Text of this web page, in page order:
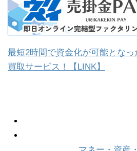
最短2時間で資金化が可能とな
買取サービス！【LINK】